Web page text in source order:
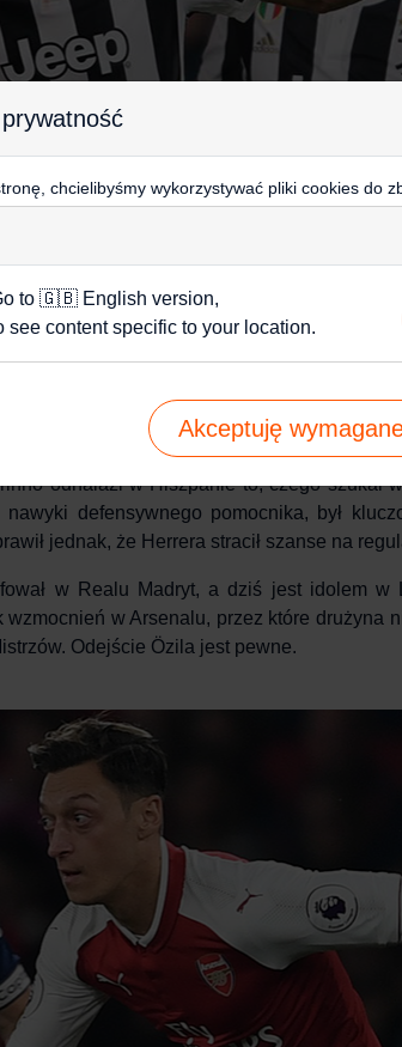
gra na niezmiennym, wysokim poziomie.
odnalazł w Hiszpanie to, czego szukał
defensywnego pomocnika, był
jednak, że Herrera stracił szanse na
w Realu Madryt, a dziś jest idolem w
w Arsenalu, przez które drużyna
Odejście Özila jest pewne.
chcielibyśmy wykorzystywać pliki cookies do
stronie, kierowania do Ciebie reklam w innych
poniżej, by wyrazić zgodę lub przejdź do ustawień,
o plikach cookie i tym, jak wykorzystujemy Twoje
Akceptuję
to 🇬🇧 English version,
see content specific to your location.